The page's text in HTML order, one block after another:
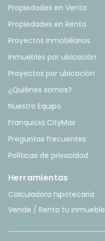
Propiedades en Venta
Propiedades en Renta
Proyectos Inmobiliarios
Inmuebles por ubicación
Proyectos por ubicación
¿Quiénes somos?
Nuestro Equipo
Franquicia CityMax
Preguntas frecuentes
Políticas de privacidad
Herramientas
Calculadora hipotecaria
Vende / Renta tu inmueble